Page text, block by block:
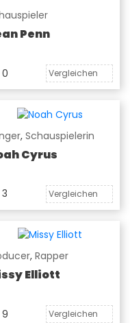
Penn
0 Vergleichen
, Schauspielerin
Cyrus
3 Vergleichen
, Rapper
Elliott
9 Vergleichen